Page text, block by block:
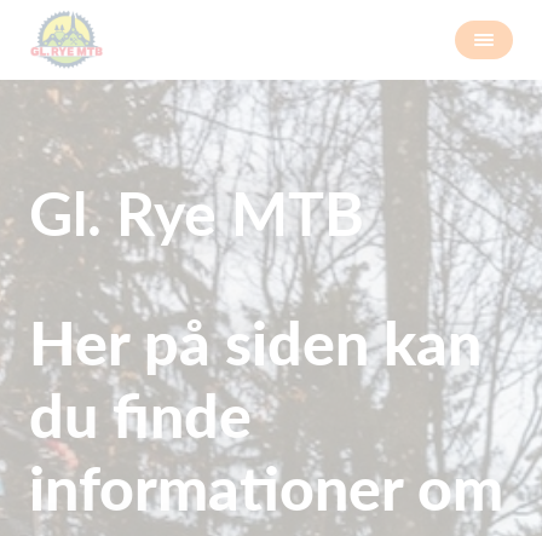
Gl. Rye MTB
Her på siden kan
du finde
informationer om